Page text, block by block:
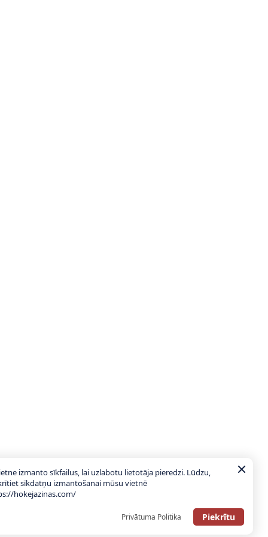
izmanto sīkfailus, lai uzlabotu lietotāja pieredzi. Lūdzu,
sīkdatņu izmantošanai mūsu vietnē
hokejazinas.com/
Privātuma Politika Piekrītu